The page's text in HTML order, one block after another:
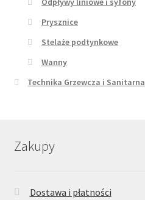
Prysznice
Stelaże podtynkowe
Wanny
Technika Grzewcza i Sanitarna
Zakupy
Dostawa i płatności